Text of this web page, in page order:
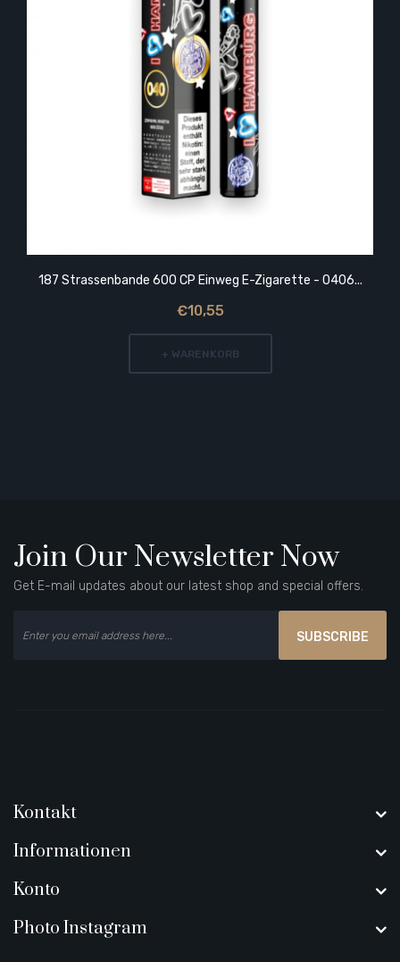
187 Strassenbande 600 CP Einweg E-Zigarette - 0406...
€10,55
+ WARENKORB
Join Our Newsletter Now
Get E-mail updates about our latest shop and special offers.
SUBSCRIBE
Kontakt
Informationen
Konto
Photo Instagram